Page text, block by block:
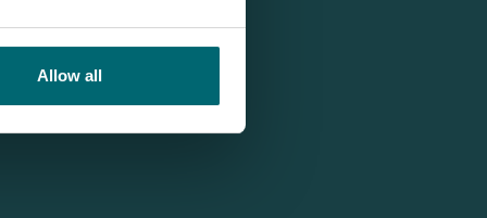
Allow all